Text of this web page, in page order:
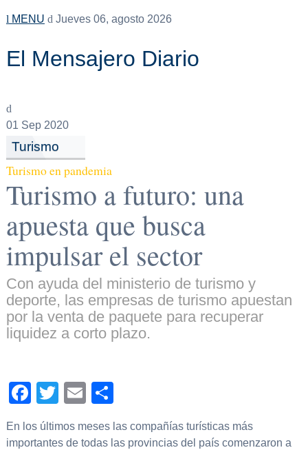
MENU Jueves 06, agosto 2026
El Mensajero Diario
01 Sep 2020
Turismo
Turismo en pandemia
Turismo a futuro: una
apuesta que busca
impulsar el sector
Con ayuda del ministerio de turismo y
deporte, las empresas de turismo apuestan
por la venta de paquete para recuperar
liquidez a corto plazo.
Facebook
TwitterEmail
En los últimos meses las compañías turísticas más
importantes de todas las provincias del país comenzaron a